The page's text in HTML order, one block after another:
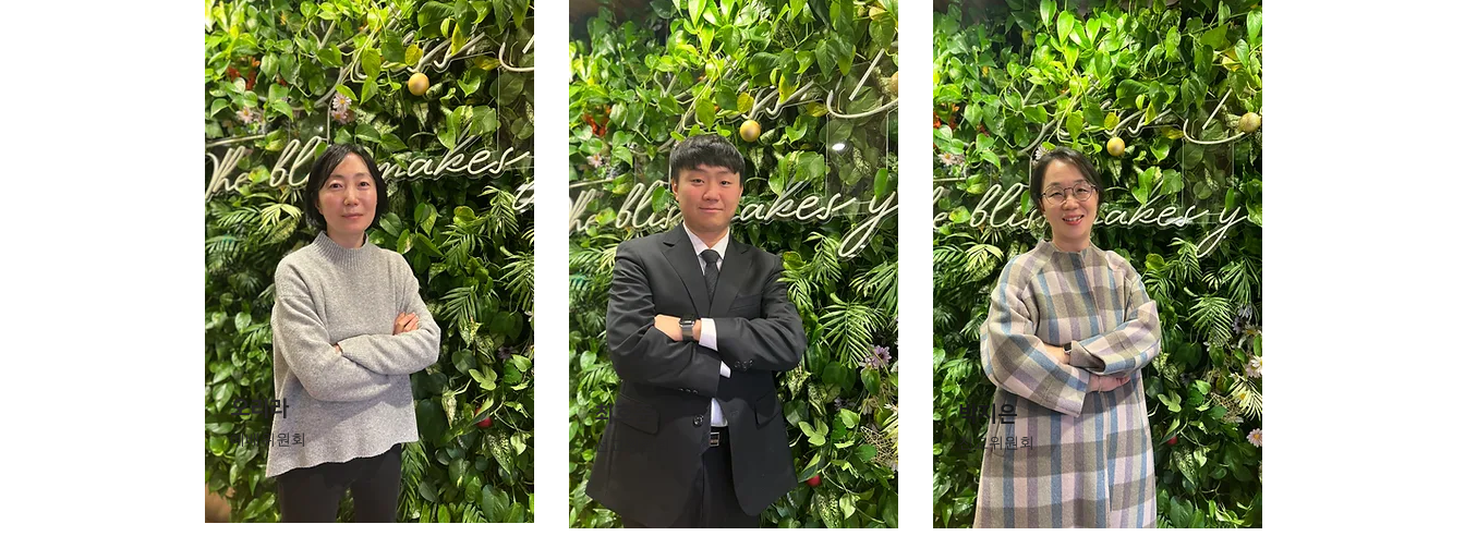
​오리라
예배위원회
최호준
선교위원회
​박지은
친교위원회